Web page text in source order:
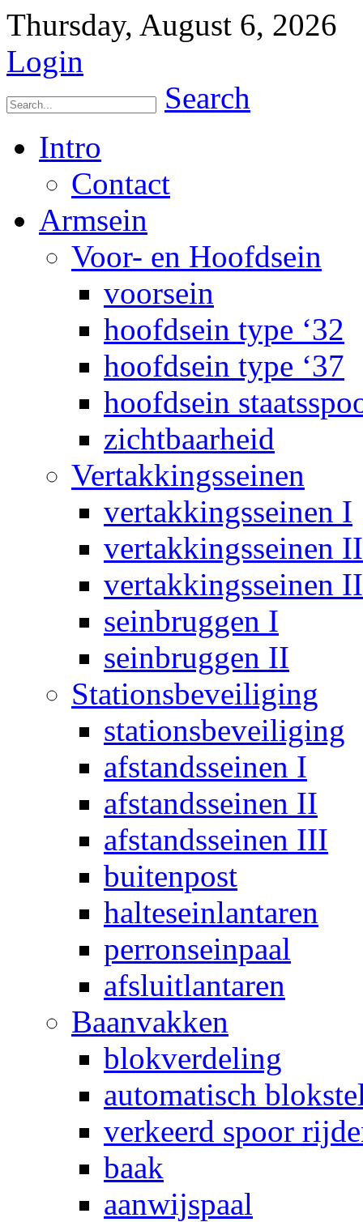
Thursday, August 6, 2026
Login
Search
Intro
Contact
Armsein
Voor- en Hoofdsein
voorsein
hoofdsein type ‘32
hoofdsein type ‘37
hoofdsein
zichtbaarheid
Vertakkingsseinen
vertakkingsseinen I
vertakkingsseinen II
vertakkingsseinen
seinbruggen I
seinbruggen II
Stationsbeveiliging
stationsbeveiliging
afstandsseinen I
afstandsseinen II
afstandsseinen III
buitenpost
halteseinlantaren
perronseinpaal
afsluitlantaren
Baanvakken
blokverdeling
automatisch
verkeerd spoor
baak
aanwijspaal